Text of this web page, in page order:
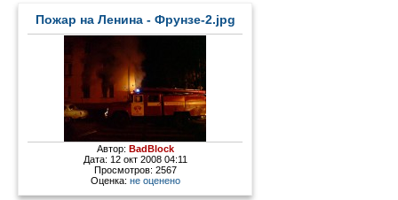
Пожар на Ленина - Фрунзе-2.jpg
Автор: BadBlock
Дата: 12 окт 2008 04:11
Просмотров: 2567
Оценка: не оценено